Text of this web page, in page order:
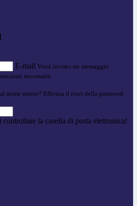
E-mail Verrà inviato un messaggio
necessarie.
nome utente? Effettua il reset della password
la casella di posta elettronica!